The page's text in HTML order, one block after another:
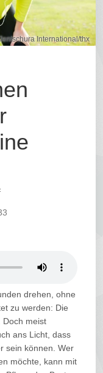
International/thx
drehen, ohne
zu werden: Die
Doch meist
ans Licht, dass
sein können. Wer
möchte, kann mit